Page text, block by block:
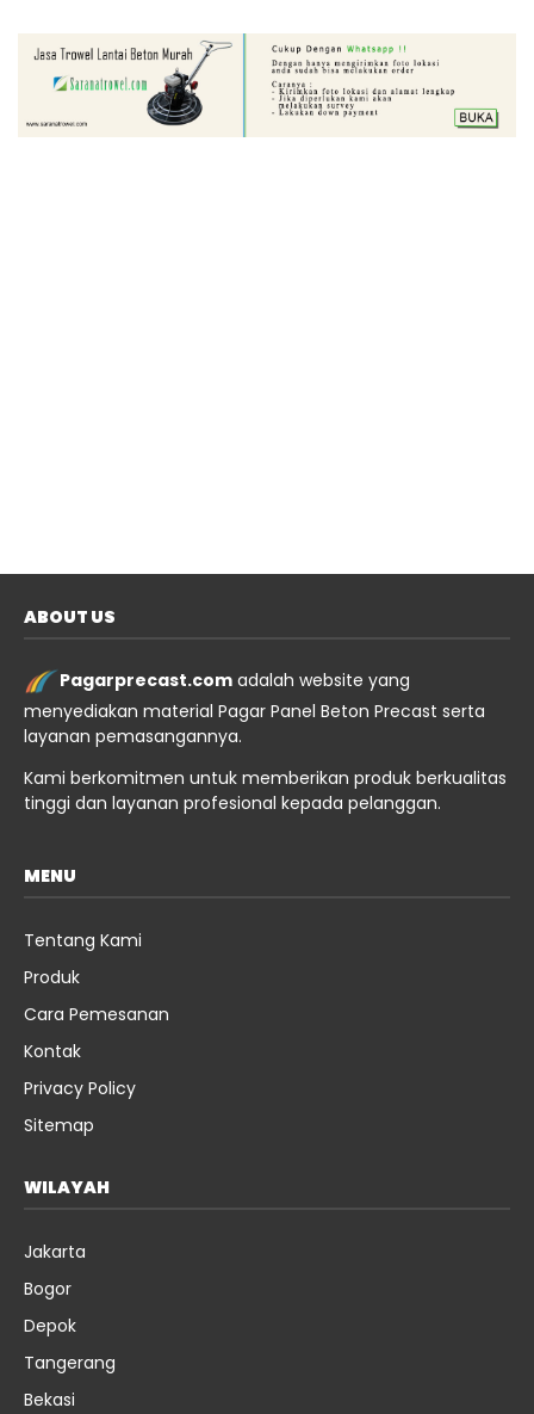
ABOUT US
Pagarprecast.com adalah website yang
menyediakan material Pagar Panel Beton Precast serta
layanan pemasangannya.
Kami berkomitmen untuk memberikan produk berkualitas
tinggi dan layanan profesional kepada pelanggan.
MENU
Tentang Kami
Produk
Cara Pemesanan
Kontak
Privacy Policy
Sitemap
WILAYAH
Jakarta
Bogor
Depok
Tangerang
Bekasi